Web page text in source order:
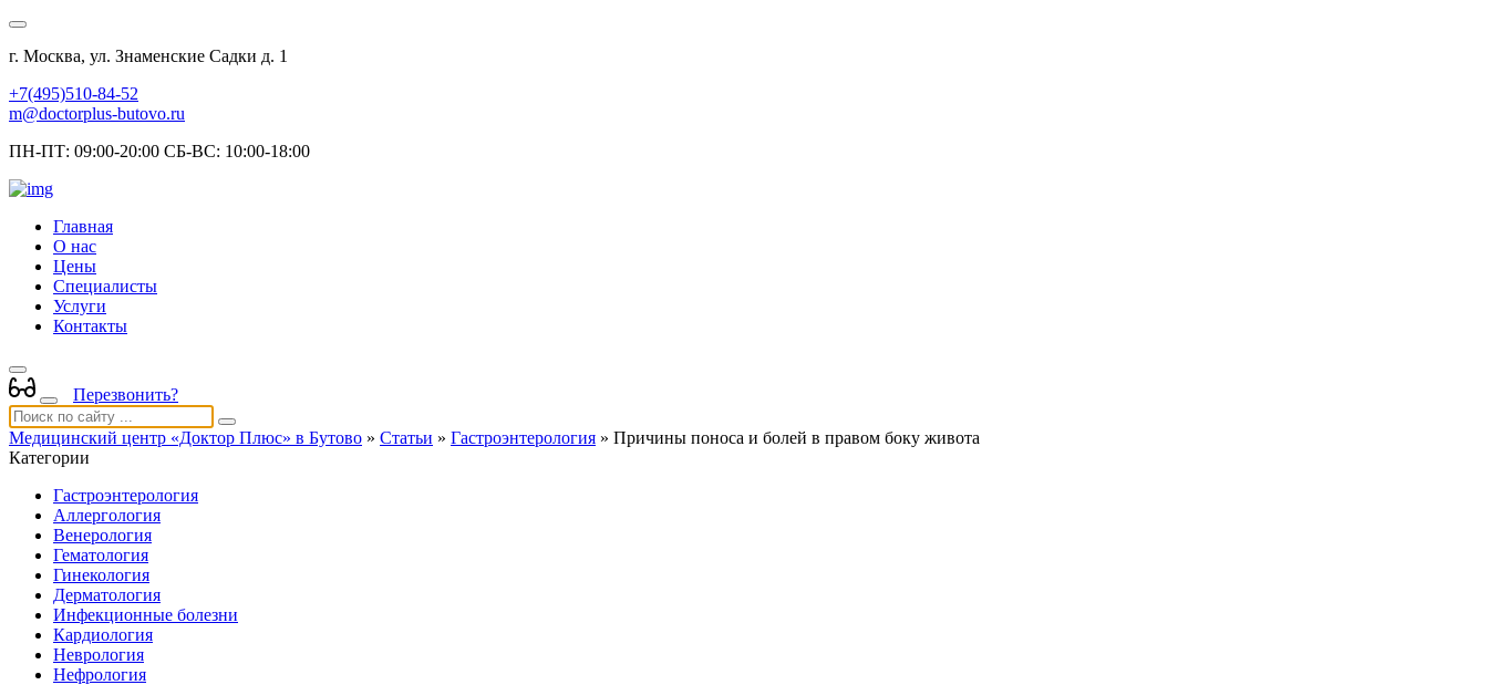
г. Москва, ул. Знаменские Садки д. 1
+7(495)510-84-52
m@doctorplus-butovo.ru
ПН-ПТ: 09:00-20:00 СБ-ВС: 10:00-18:00
Главная
О нас
Цены
Специалисты
Услуги
Контакты
Перезвонить?
Медицинский центр «Доктор Плюс» в Бутово » Статьи » Гастроэнтерология » Причины поноса и болей в правом боку живота
Категории
Гастроэнтерология
Аллергология
Венерология
Гематология
Гинекология
Дерматология
Инфекционные болезни
Кардиология
Неврология
Нефрология